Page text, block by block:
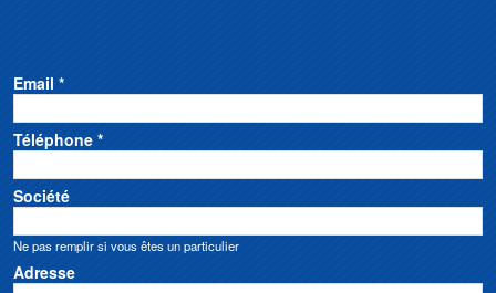
Email *
Téléphone *
Société
Ne pas remplir si vous êtes un particulier
Adresse